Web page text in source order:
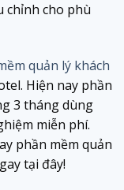
chỉnh cho phù
quản lý khách
Hiện nay phần
3 tháng dùng
miễn phí.
phần mềm quản
tại đây!